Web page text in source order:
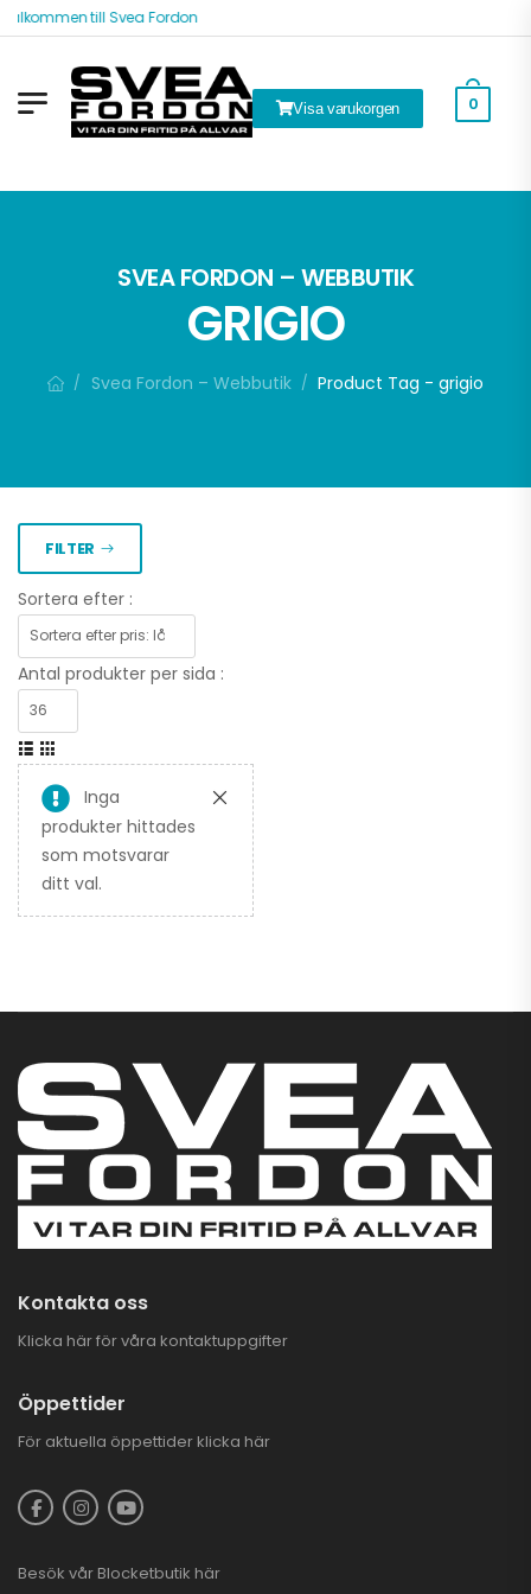
till Svea Fordon
Visa varukorgen 0
SVEA FORDON – WEBBUTIK
GRIGIO
/ Svea Fordon – Webbutik / Product Tag - grigio
GOES 500 L EPS
TERROX BY CFMOTO
T3B
69.900,00 kr
3.000 kr PLOGKAMPANJ
CFMOTO ATV
6.995,00
FILTER
Sortera efter :
Antal produkter per sida :
Inga
produkter hittades
som motsvarar
ditt val.
Kontakta oss
Klicka här för våra kontaktuppgifter
Öppettider
För aktuella öppettider klicka här
Besök vår Blocketbutik här